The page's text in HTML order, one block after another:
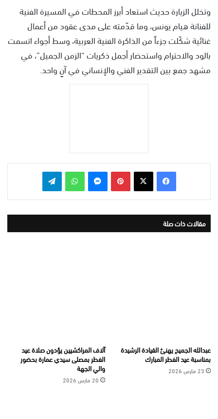
وتخلل الزيارة حديث استعاد أبرز المحطات في المسيرة الفنية
للفنانة هيام يونس، وما قدّمته على مدى عقود من أعمال
غنائية شكّلت جزءاً من الذاكرة الفنية العربية، وسط أجواء اتسمت
بالود والاحترام واستحضار أجمل ذكريات “الزمن الجميل”، في
مشهد جمع بين التقدير الفني والإنساني في آنٍ واحد.
بينتيريست واتساب
مقالات ذات صلة
عبدالله الجميح يهنئ القيادة الرشيدة
بمناسبة عيد الفطر المبارك
23 مارس 2026
آلاف المراكشيين يؤدون صلاة عيد
الفطر بمصلى سيدي عمارة بحضور
والي الجهة
20 مارس 2026